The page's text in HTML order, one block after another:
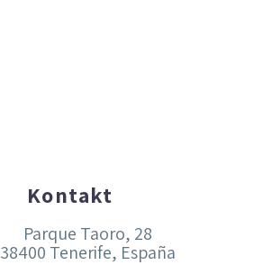
Kontakt
Parque Taoro, 28
38400 Tenerife, España